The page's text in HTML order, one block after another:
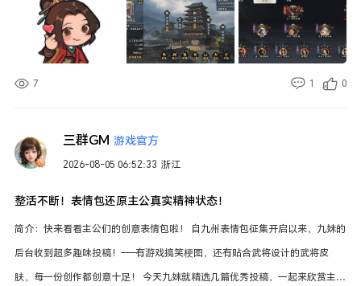
【江山藏龙】这个名号，承载着一众老友长久的羁绊。最初众人仅仅是旧友相
约、临时组队，踏入九州本只为休闲征战，不曾奢望称霸一方、割据中原。 可
松散的小队，在一次次战火中淬炼成长，蜕变为不惧合围、患难与共的铁血同
潮落之间，不变的是所有人同心相守、绝不舍弃彼此的信念。所谓江山，从来
不是空洞称号，是无数主公彻夜驻守、浴血冲锋、相互扶持，一兵一城奋力打
7 1 0
三群GM 游戏官方
2026-08-05 06:52:33 浙江
整活不断！表情包还原主公真实精神状态！
简介：快来看看主公们的创意表情包啦！ 自九州表情包征集开启以来，九妹的
后台收到超多趣味投稿！——有游戏搞笑梗图，还有贴合武将设计的武将皮
肤，每一份创作都创意十足！ 今天九妹就精选几篇优秀投稿，一起来欣赏主公